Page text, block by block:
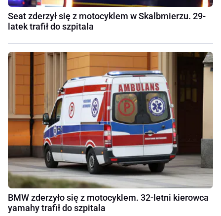
Seat zderzył się z motocyklem w Skalbmierzu. 29-
latek trafił do szpitala
BMW zderzyło się z motocyklem. 32-letni kierowca
yamahy trafił do szpitala